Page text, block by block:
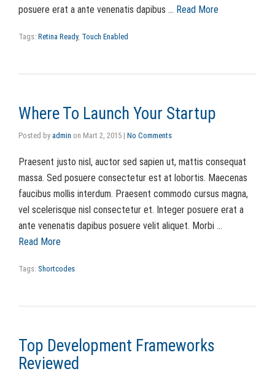
posuere erat a ante venenatis dapibus … Read More
Tags: Retina Ready, Touch Enabled
Where To Launch Your Startup
Posted by admin on Mart 2, 2015 | No Comments
Praesent justo nisl, auctor sed sapien ut, mattis consequat
massa. Sed posuere consectetur est at lobortis. Maecenas
faucibus mollis interdum. Praesent commodo cursus magna,
vel scelerisque nisl consectetur et. Integer posuere erat a
ante venenatis dapibus posuere velit aliquet. Morbi …
Read More
Tags: Shortcodes
Top Development Frameworks
Reviewed